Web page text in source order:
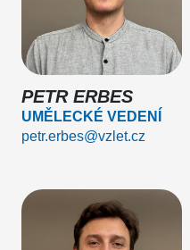
PETR ERBES
UMĚLECKÉ VEDENÍ
petr.erbes@vzlet.cz